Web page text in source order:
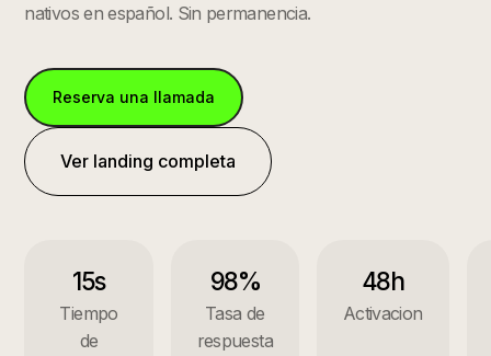
nativos en español. Sin permanencia.
Reserva una llamada
Ver landing completa
15s
Tiempo
de
98%
Tasa de
respuesta
48h
Activacion